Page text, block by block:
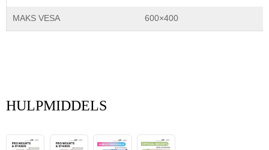
MAKS VESA 600×400
HULPMIDDELS